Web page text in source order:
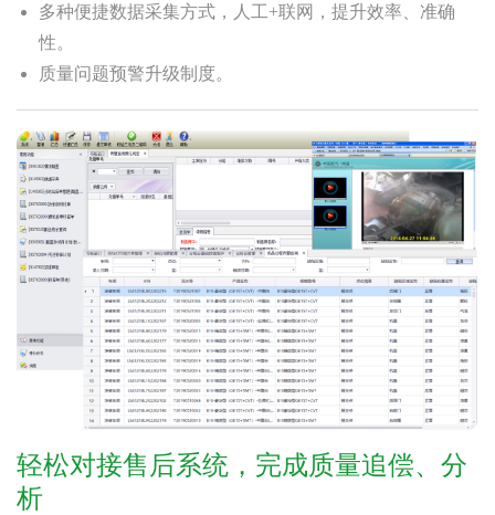
多种便捷数据采集方式，人工+联网，提升效率、准确
性。
质量问题预警升级制度。
轻松对接售后系统，完成质量追偿、分
析